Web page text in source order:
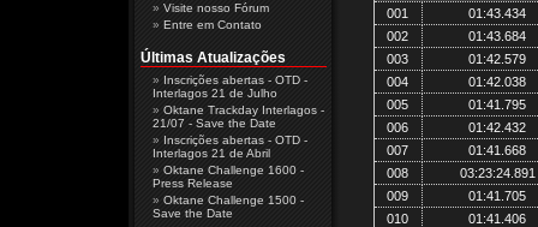
001
01:43.434
002
01:43.684
003
01:42.579
004
01:42.038
005
01:41.795
006
01:42.432
007
01:41.668
008
03:23:24.891
009
01:41.705
010
01:41.406
Visite nosso Fórum
Entre em Contato
Últimas Atualizações
Inscrições abertas - OTD -
Interlagos 21 de Julho
Oktane Trackday Interlagos -
21/07 - Save the Date
Inscrições abertas - OTD -
Interlagos 21 de Abril
Oktane Challenge 1600 -
Press Release
Oktane Challenge 1500 -
Save the Date